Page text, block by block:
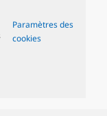
Paramètres des
cookies